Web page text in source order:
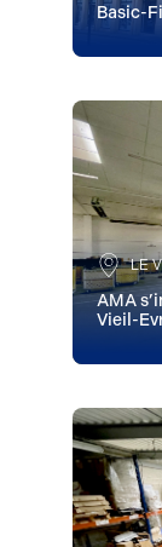
Basic-
LE
AMA
Vieil-